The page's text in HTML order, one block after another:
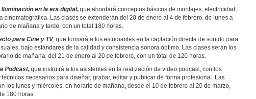
en la era digital, que abordará conceptos básicos de montajes, electricidad,
cinematográfica. Las clases se extenderán del 20 de enero al 4 de febrero, de lunes a
de mañana y tarde, con un total 180 horas.
para Cine y TV, que formará a los estudiantes en la captación directa de sonido para
bajo estándares de la calidad y consistencia sonora óptimo. Las clases serán los
de mañana, del 21 de enero al 20 de febrero, con un total de 120 horas.
Podcast, que instruirá a los asistentes en la realización de video podcast, con los
necesarios para diseñar, grabar, editar y publicar de forma profesional. Las
los lunes y miércoles, en horario de mañana, desde el 10 de febrero al 20 de marzo,
180 horas.